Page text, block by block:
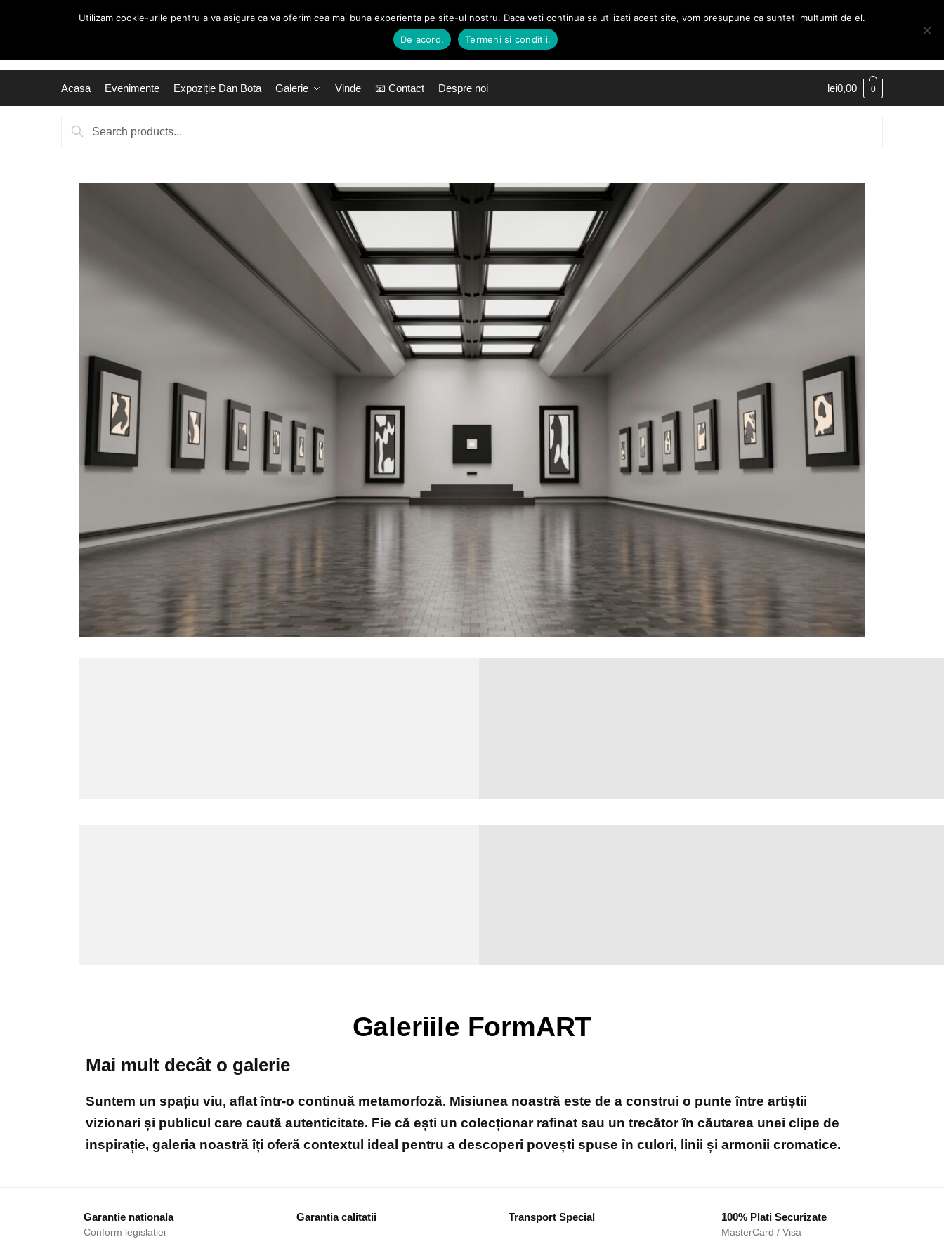
Acasa Evenimente Expoziție Dan Bota Galerie Vinde 📧 Contact Despre noi lei0,00 0
Galeriile FormART
Mai mult decât o galerie
Suntem un spațiu viu, aflat într-o continuă metamorfoză. Misiunea noastră este de a construi o punte între artiștii
vizionari și publicul care caută autenticitate. Fie că ești un colecționar rafinat sau un trecător în căutarea unei clipe de
inspirație, galeria noastră îți oferă contextul ideal pentru a descoperi povești spuse în culori, linii și armonii cromatice.
Garantie nationala
Conform legislatiei
Garantia calitatii Transport Special 100% Plati Securizate
MasterCard / Visa
Utilizam cookie-urile pentru a va asigura ca va oferim cea mai buna experienta pe site-ul nostru. Daca veti continua sa utilizati acest site, vom presupune ca sunteti multumit de el.
De acord.
Termeni si conditii.